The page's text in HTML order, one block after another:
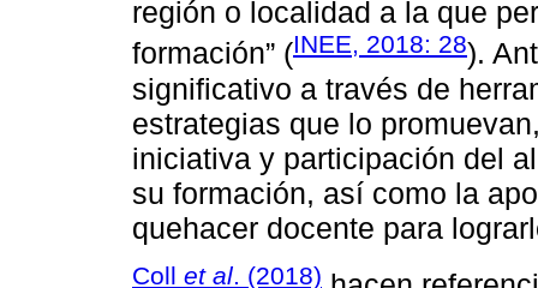
región o localidad a la que
formación” (INEE, 2018: 28).
significativo a través de
estrategias que lo
iniciativa y participación del
su formación, así como la
quehacer docente para
Coll et al. (2018)